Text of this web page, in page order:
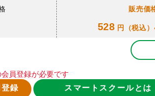
販売価
528 円（税込）
員登録が必要です
録
スマートスクールとは